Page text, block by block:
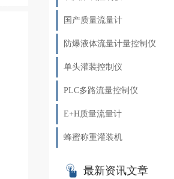
国产质量流量计
防爆液体流量计量控制仪
单头灌装控制仪
PLC多路流量控制仪
E+H质量流量计
蜂蜜称重灌装机
最新资讯文章